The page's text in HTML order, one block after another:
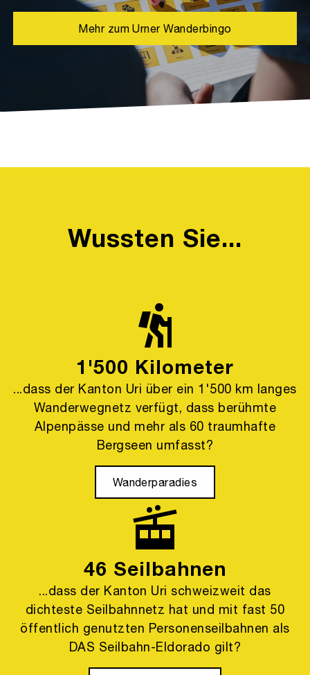
Mehr zum Urner Wanderbingo
Wussten Sie...
1'500 Kilometer
...dass der Kanton Uri über ein 1'500 km langes
Wanderwegnetz verfügt, dass berühmte
Alpenpässe und mehr als 60 traumhafte
Bergseen umfasst?
Wanderparadies
46 Seilbahnen
...dass der Kanton Uri schweizweit das
dichteste Seilbahnnetz hat und mit fast 50
öffentlich genutzten Personenseilbahnen als
DAS Seilbahn-Eldorado gilt?